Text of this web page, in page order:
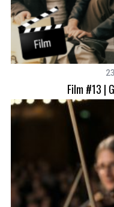
Film #13 |